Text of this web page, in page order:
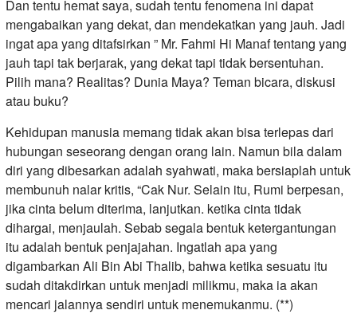
Dan tentu hemat saya, sudah tentu fenomena ini dapat
mengabaikan yang dekat, dan mendekatkan yang jauh. Jadi
ingat apa yang ditafsirkan ” Mr. Fahmi Hi Manaf tentang yang
jauh tapi tak berjarak, yang dekat tapi tidak bersentuhan.
Pilih mana? Realitas? Dunia Maya? Teman bicara, diskusi
atau buku?
Kehidupan manusia memang tidak akan bisa terlepas dari
hubungan seseorang dengan orang lain. Namun bila dalam
diri yang dibesarkan adalah syahwati, maka bersiaplah untuk
membunuh nalar kritis, “Cak Nur. Selain itu, Rumi berpesan,
jika cinta belum diterima, lanjutkan. ketika cinta tidak
dihargai, menjaulah. Sebab segala bentuk ketergantungan
itu adalah bentuk penjajahan. Ingatlah apa yang
digambarkan Ali Bin Abi Thalib, bahwa ketika sesuatu itu
sudah ditakdirkan untuk menjadi milikmu, maka ia akan
mencari jalannya sendiri untuk menemukanmu. (**)